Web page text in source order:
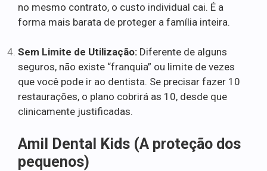
no mesmo contrato, o custo individual cai. É a
forma mais barata de proteger a família inteira.
Sem Limite de Utilização: Diferente de alguns
seguros, não existe “franquia” ou limite de vezes
que você pode ir ao dentista. Se precisar fazer 10
restaurações, o plano cobrirá as 10, desde que
clinicamente justificadas.
Amil Dental Kids (A proteção dos
pequenos)